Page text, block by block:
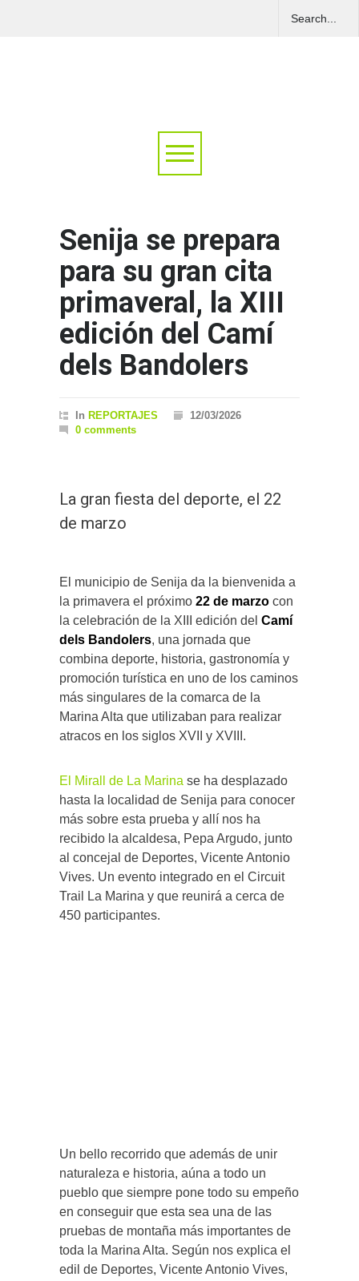
Senija se prepara
para su gran cita
primaveral, la XIII
edición del Camí
dels Bandolers
In REPORTAJES
12/03/2026
0 comments
La gran fiesta del deporte, el 22
de marzo
El municipio de Senija da la bienvenida a
la primavera el próximo 22 de marzo con
la celebración de la XIII edición del Camí
dels Bandolers, una jornada que
combina deporte, historia, gastronomía y
promoción turística en uno de los caminos
más singulares de la comarca de la
Marina Alta que utilizaban para realizar
atracos en los siglos XVII y XVIII.
El Mirall de La Marina se ha desplazado
hasta la localidad de Senija para conocer
más sobre esta prueba y allí nos ha
recibido la alcaldesa, Pepa Argudo, junto
al concejal de Deportes, Vicente Antonio
Vives. Un evento integrado en el Circuit
Trail La Marina y que reunirá a cerca de
450 participantes.
Un bello recorrido que además de unir
naturaleza e historia, aúna a todo un
pueblo que siempre pone todo su empeño
en conseguir que esta sea una de las
pruebas de montaña más importantes de
toda la Marina Alta. Según nos explica el
edil de Deportes, Vicente Antonio Vives,